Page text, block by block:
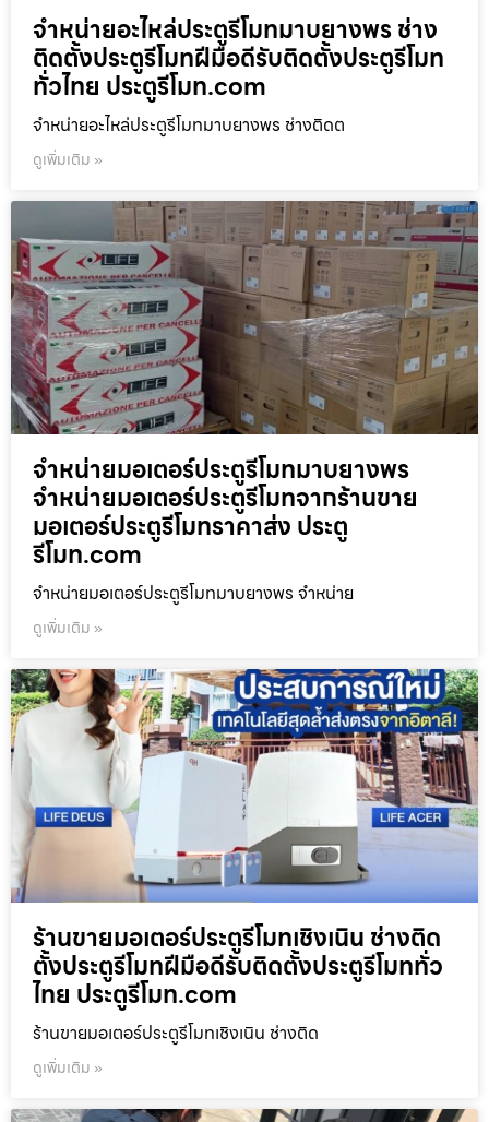
จำหน่ายอะไหล่ประตูรีโมทมาบยางพร ช่าง
ติดตั้งประตูรีโมทฝีมือดีรับติดตั้งประตูรีโมท
ทั่วไทย ประตูรีโมท.com
จำหน่ายอะไหล่ประตูรีโมทมาบยางพร ช่างติดต
ดูเพิ่มเติม »
จำหน่ายมอเตอร์ประตูรีโมทมาบยางพร
จำหน่ายมอเตอร์ประตูรีโมทจากร้านขาย
มอเตอร์ประตูรีโมทราคาส่ง ประตู
รีโมท.com
จำหน่ายมอเตอร์ประตูรีโมทมาบยางพร จำหน่าย
ดูเพิ่มเติม »
ร้านขายมอเตอร์ประตูรีโมทเชิงเนิน ช่างติด
ตั้งประตูรีโมทฝีมือดีรับติดตั้งประตูรีโมททั่ว
ไทย ประตูรีโมท.com
ร้านขายมอเตอร์ประตูรีโมทเชิงเนิน ช่างติด
ดูเพิ่มเติม »